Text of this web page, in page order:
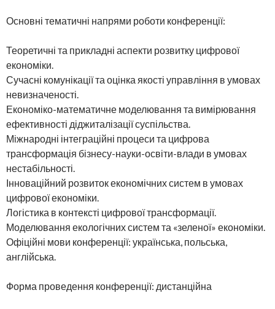
Основні тематичні напрями роботи конференції:
Теоретичні та прикладні аспекти розвитку цифрової
економіки.
Сучасні комунікації та оцінка якості управління в умовах
невизначеності.
Економіко-математичне моделювання та вимірювання
ефективності діджиталізації суспільства.
Міжнародні інтеграційні процеси та цифрова
трансформація бізнесу-науки-освіти-влади в умовах
нестабільності.
Інноваційний розвиток економічних систем в умовах
цифрової економіки.
Логістика в контексті цифрової трансформації.
Моделювання екологічних систем та «зеленої» економіки.
Офіційні мови конференції: українська, польська,
англійська.
Форма проведення конференції: дистанційна